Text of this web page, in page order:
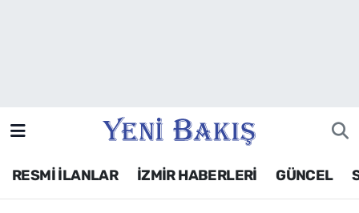
RESMİ İLANLAR İZMİR HABERLERİ GÜNCEL
Siyaset